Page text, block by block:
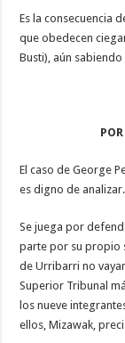
Es la consecuencia
que obedecen
Busti), aún
El caso de George
es digno de analizar.
Se juega por
parte por su propio
de Urribarri no
Superior Tribunal
los nueve
ellos, Mizawak,